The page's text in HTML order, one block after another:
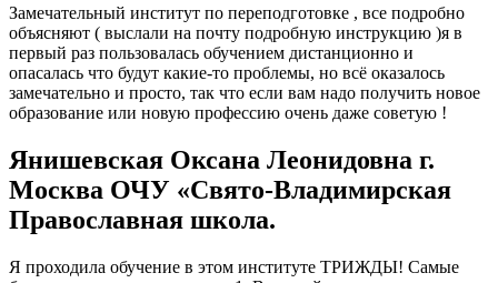
Замечательный институт по переподготовке , все подробно
объясняют ( выслали на почту подробную инструкцию )я в
первый раз пользовалась обучением дистанционно и
опасалась что будут какие-то проблемы, но всё оказалось
замечательно и просто, так что если вам надо получить новое
образование или новую профессию очень даже советую !
Янишевская Оксана Леонидовна г.
Москва ОЧУ «Свято-Владимирская
Православная школа.
Я проходила обучение в этом институте ТРИЖДЫ! Самые